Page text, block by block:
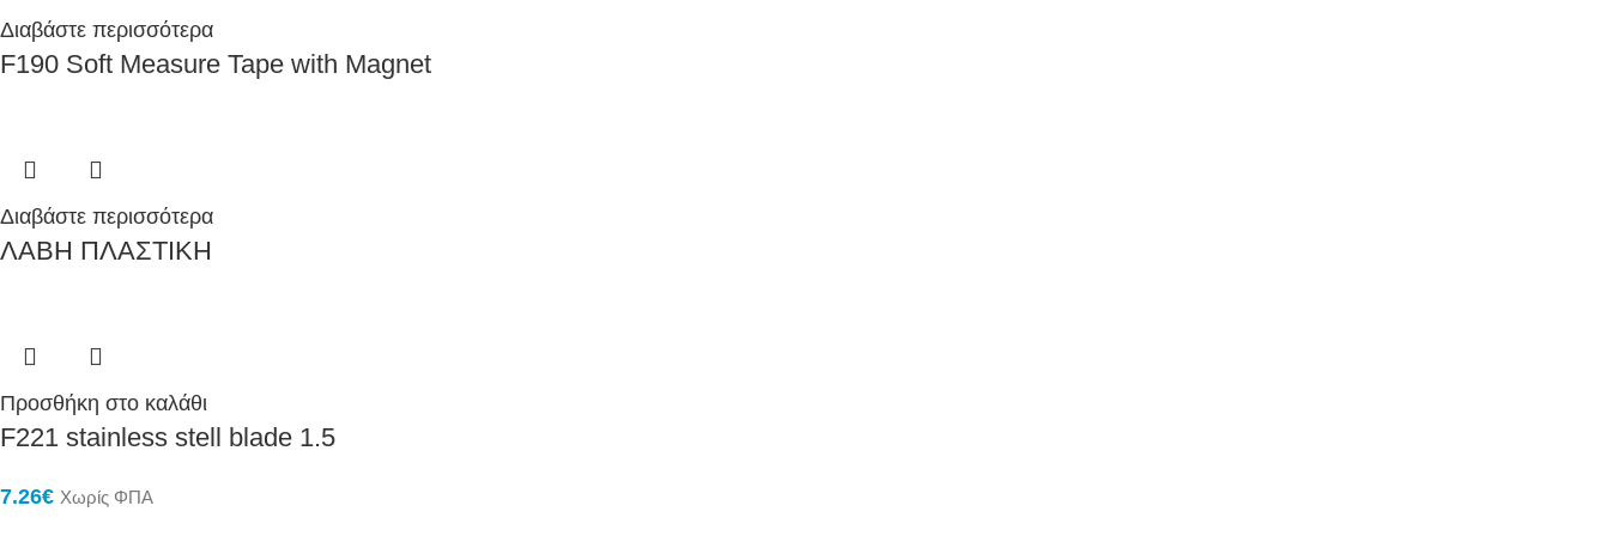
Διαβάστε περισσότερα
F190 Soft Measure Tape with Magnet
Διαβάστε περισσότερα
ΛΑΒΗ ΠΛΑΣΤΙΚΗ
Προσθήκη στο καλάθι
F221 stainless stell blade 1.5
7.26€ Χωρίς ΦΠΑ